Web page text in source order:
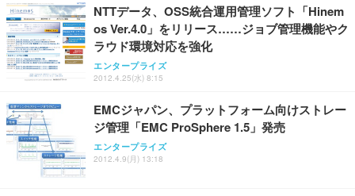
NTTデータ、OSS統合運用管理ソフト「Hinem
os Ver.4.0」をリリース……ジョブ管理機能やク
ラウド環境対応を強化
エンタープライズ
2012.4.25(水) 8:15
EMCジャパン、プラットフォーム向けストレー
ジ管理「EMC ProSphere 1.5」発売
エンタープライズ
2012.4.9(月) 13:18